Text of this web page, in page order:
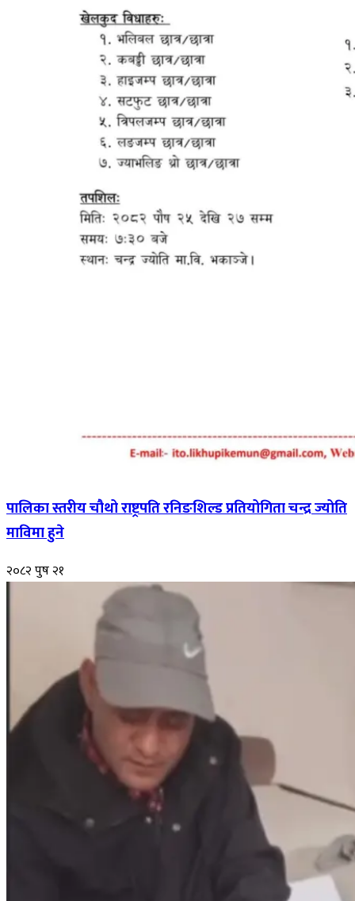
पालिका स्तरीय चौथो राष्ट्रपति रनिङशिल्ड प्रतियोगिता चन्द्र ज्योति
माविमा हुने
२०८२ पुष २१